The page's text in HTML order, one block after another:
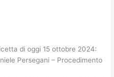
di oggi 15 ottobre 2024:
Persegani – Procedimento